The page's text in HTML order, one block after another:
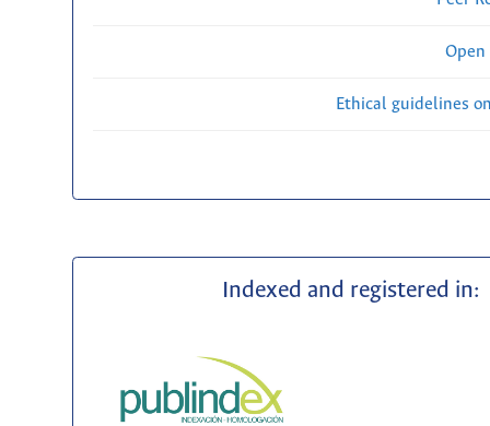
Open
Ethical guidelines
Indexed and registered in: